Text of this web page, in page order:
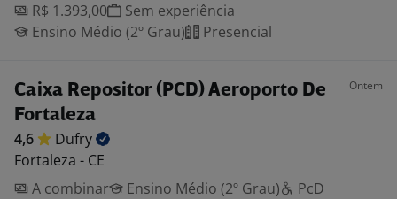
R$ 1.393,00
Sem experiência
Ensino Médio (2º Grau)
Presencial
Caixa Repositor (PCD) Aeroporto De
Fortaleza
Ontem
4,6
Dufry
Fortaleza - CE
A combinar
Ensino Médio (2º Grau)
PcD